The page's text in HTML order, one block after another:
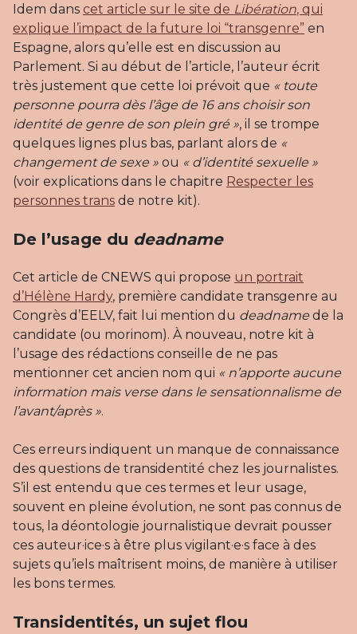
Idem dans cet article sur le site de Libération, qui
explique l’impact de la future loi “transgenre” en
Espagne, alors qu’elle est en discussion au
Parlement. Si au début de l’article, l’auteur écrit
très justement que cette loi prévoit que « toute
personne pourra dès l’âge de 16 ans choisir son
identité de genre de son plein gré », il se trompe
quelques lignes plus bas, parlant alors de «
changement de sexe » ou « d’identité sexuelle »
(voir explications dans le chapitre Respecter les
personnes trans de notre kit).
De l’usage du deadname
Cet article de CNEWS qui propose un portrait
d’Hélène Hardy, première candidate transgenre au
Congrès d’EELV, fait lui mention du deadname de la
candidate (ou morinom). À nouveau, notre kit à
l’usage des rédactions conseille de ne pas
mentionner cet ancien nom qui « n’apporte aucune
information mais verse dans le sensationnalisme de
l’avant/après ».
Ces erreurs indiquent un manque de connaissance
des questions de transidentité chez les journalistes.
S’il est entendu que ces termes et leur usage,
souvent en pleine évolution, ne sont pas connus de
tous, la déontologie journalistique devrait pousser
ces auteur·ice·s à être plus vigilant·e·s face à des
sujets qu’iels maîtrisent moins, de manière à utiliser
les bons termes.
Transidentités, un sujet flou